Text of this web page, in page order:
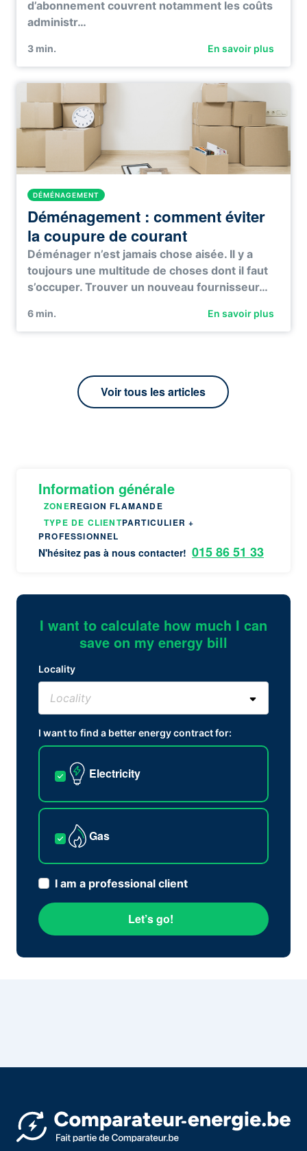
d’abonnement couvrent notamment les coûts
administr…
3 min. En savoir plus
DÉMÉNAGEMENT
Déménagement : comment éviter
la coupure de courant
Déménager n’est jamais chose aisée. Il y a
toujours une multitude de choses dont il faut
s’occuper. Trouver un nouveau fournisseur…
6 min. En savoir plus
Voir tous les articles
Information générale
ZONEREGION FLAMANDE
TYPE DE CLIENTPARTICULIER +
PROFESSIONNEL
N'hésitez pas à nous contacter! 015 86 51 33
I want to calculate how much I can
save on my energy bill
Locality
I want to find a better energy contract for:
Electricity
Gas
I am a professional client
Let’s go!